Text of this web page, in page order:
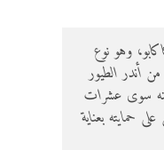
وهو نوع
من أندر الطيور
سوى عشرات
حمايته بعناية